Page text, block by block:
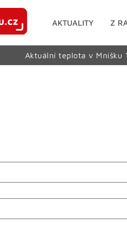
AKTUALITY Z
Aktuální teplota v Mníšku